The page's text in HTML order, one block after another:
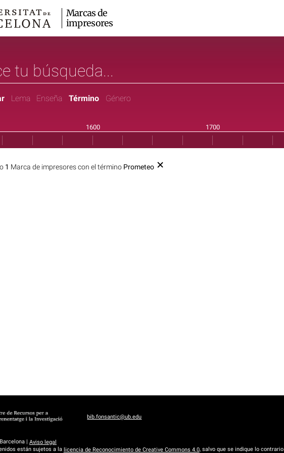
Marcas de
impresores
Lema Enseña Término Género
1 Marca de impresores con el término Prometeo
bib.fonsantic@ub.edu
| Aviso legal
están sujetos a la licencia de Reconocimiento de Creative Commons 4.0, salvo que se indique lo contrario